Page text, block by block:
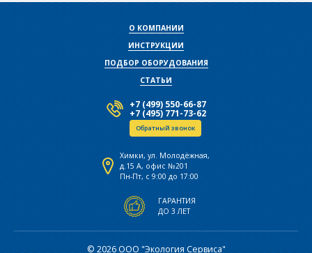
О КОМПАНИИ
ИНСТРУКЦИИ
ПОДБОР ОБОРУДОВАНИЯ
СТАТЬИ
+7 (499) 550-66-87
+7 (495) 771-73-62
Обратный звонок
Химки, ул. Молодёжная,
д.15 А, офис №201
Пн-Пт, с 9:00 до 17:00
ГАРАНТИЯ
ДО 3 ЛЕТ
© 2026 ООО "Экология Сервиса"